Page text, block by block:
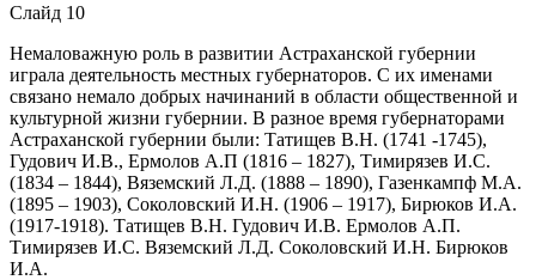
Слайд 10
Немаловажную роль в развитии Астраханской губернии
играла деятельность местных губернаторов. С их именами
связано немало добрых начинаний в области общественной и
культурной жизни губернии. В разное время губернаторами
Астраханской губернии были: Татищев В.Н. (1741 -1745),
Гудович И.В., Ермолов А.П (1816 – 1827), Тимирязев И.С.
(1834 – 1844), Вяземский Л.Д. (1888 – 1890), Газенкампф М.А.
(1895 – 1903), Соколовский И.Н. (1906 – 1917), Бирюков И.А.
(1917-1918). Татищев В.Н. Гудович И.В. Ермолов А.П.
Тимирязев И.С. Вяземский Л.Д. Соколовский И.Н. Бирюков
И.А.